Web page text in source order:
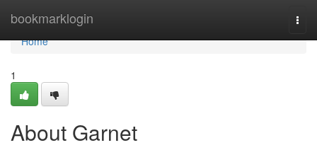
bookmarklogin
Home
Home
1
About Garnet